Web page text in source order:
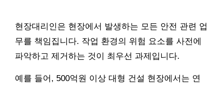
현장대리인은 현장에서 발생하는 모든 안전 관련 업
무를 책임집니다. 작업 환경의 위험 요소를 사전에
파악하고 제거하는 것이 최우선 과제입니다.
예를 들어, 500억원 이상 대형 건설 현장에서는 연